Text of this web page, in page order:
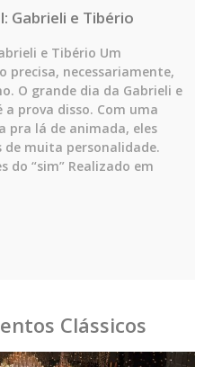
Gabrieli e Tibério
e Tibério Um
precisa, necessariamente,
O grande dia da Gabrieli e
prova disso. Com uma
pra lá de animada, eles
muita personalidade.
do “sim” Realizado em
Clássicos